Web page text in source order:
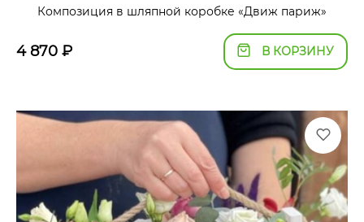
Композиция в шляпной коробке «Движ париж»
4 870 ₽ В КОРЗИНУ